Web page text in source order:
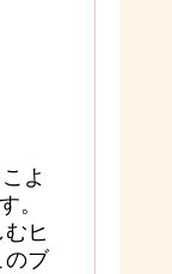
よ
。
ヒ
のブ